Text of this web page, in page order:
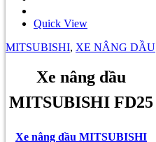
Quick View
MITSUBISHI, XE NÂNG DẦU
Xe nâng dầu
MITSUBISHI FD25
Xe nâng dầu MITSUBISHI